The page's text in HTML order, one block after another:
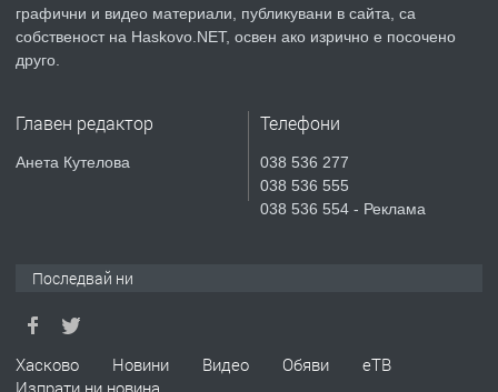
ПРЕДЛАГА
№4119 Едностаен обзаведен
Къртене на бетон! Събаряне на
ПРЕДЛАГА
графични и видео материали, публикувани в сайта, са
собственост на Haskovo.NET, освен ако изрично е посочено
друго.
Главен редактор
Анета Кутелова
Телефони
038 536 277
038 536 555
038 536 554 - Реклама
Последвай ни
Хасково Новини Видео Обяви
еТВ
Изпрати ни новина